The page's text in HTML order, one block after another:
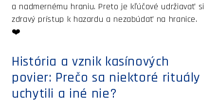
a nadmernému hraniu. Preto je kľúčové udržiavať si
zdravý prístup k hazardu a nezabúdať na hranice.
❤️
História a vznik kasínových
povier: Prečo sa niektoré rituály
uchytili a iné nie?